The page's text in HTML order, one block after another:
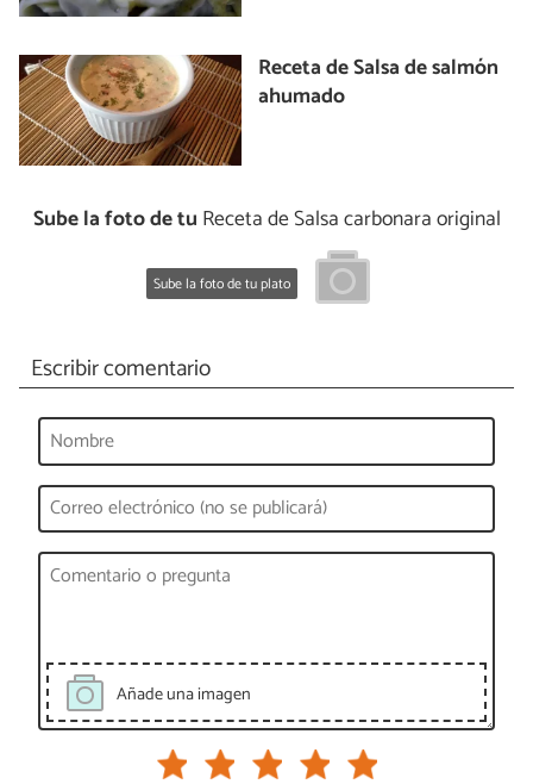
Receta de Salsa de salmón
ahumado
Sube la foto de tu Receta de Salsa carbonara original
Sube la foto de tu plato
Escribir comentario
Añade una imagen